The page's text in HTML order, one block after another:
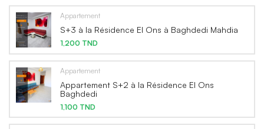
Appartement
S+3 à la Résidence El Ons à Baghdedi Mahdia
1,200 TND
Appartement
Appartement S+2 à la Résidence El Ons
Baghdedi
1,100 TND